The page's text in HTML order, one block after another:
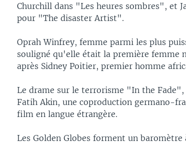
Churchill dans "Les heures sombres", et
pour "The disaster Artist".
Oprah Winfrey, femme parmi les plus
souligné qu'elle était la première femme
après Sidney Poitier, premier homme
Le drame sur le terrorisme "In the
Fatih Akin, une coproduction germano-
film en langue étrangère.
Les Golden Globes forment un